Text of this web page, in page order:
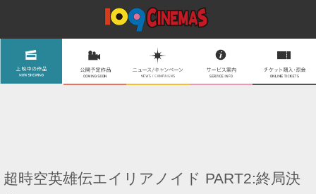
超時空英雄伝エイリアノイド PART2:終局決